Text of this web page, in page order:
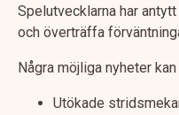
Spelutvecklarna har
och överträffa
Några möjliga nyheter
Utökade